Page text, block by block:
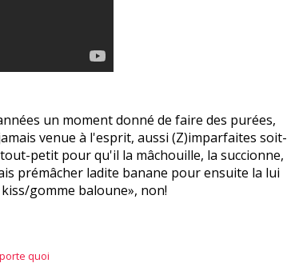
un moment donné de faire des purées,
venue à l'esprit, aussi (Z)imparfaites soit-
petit pour qu'il la mâchouille, la succionne,
prémâcher ladite banane pour ensuite la lui
gomme baloune», non!
quoi